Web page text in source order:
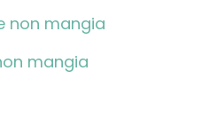
non mangia
mangia